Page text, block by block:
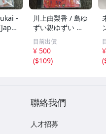
-
川上由梨香 / 島ゆ
ずい親ゆずい 民
謡 CD /1A204
目前出價
¥ 500
($109)
(
聯絡我們
人才招募